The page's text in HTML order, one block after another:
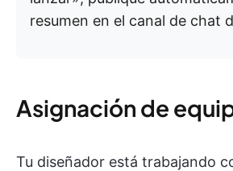
resumen en el canal de chat
Asignación de
Tu diseñador está trabajando